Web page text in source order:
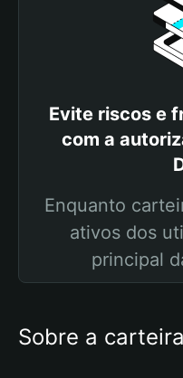
Evite riscos e
com a
Enquanto
ativos dos
principal
Sobre a